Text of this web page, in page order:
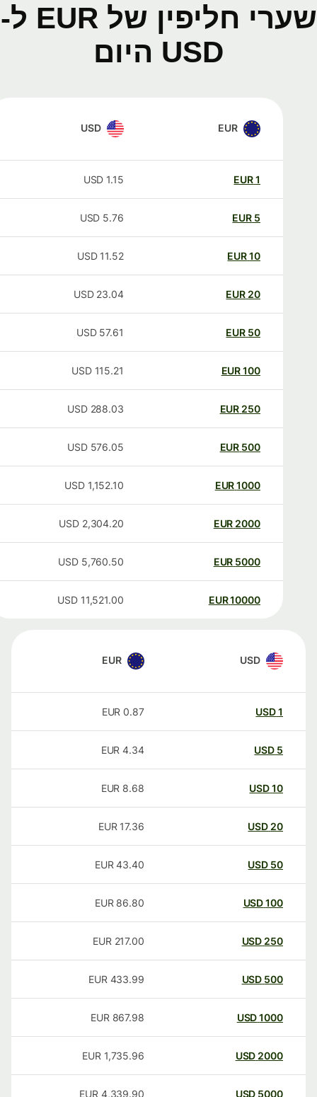
שערי חליפין של EUR ל-
USD היום
EUR
USD
EUR
1.15
USD
EUR
5.76
USD
EUR
11.52
USD
20
EUR
23.04
USD
50
EUR
57.61
USD
100
EUR
115.21
USD
250
EUR
288.03
USD
500
EUR
576.05
USD
1000
EUR
1,152.10
USD
2000
EUR
2,304.20
USD
5000
EUR
5,760.50
USD
10000
EUR
11,521.00
USD
USD
EUR
USD
0.87
EUR
USD
4.34
EUR
USD
8.68
EUR
20
USD
17.36
EUR
50
USD
43.40
EUR
100
USD
86.80
EUR
250
USD
217.00
EUR
500
USD
433.99
EUR
1000
USD
867.98
EUR
2000
USD
1,735.96
EUR
5000
USD
4,339.90
EUR